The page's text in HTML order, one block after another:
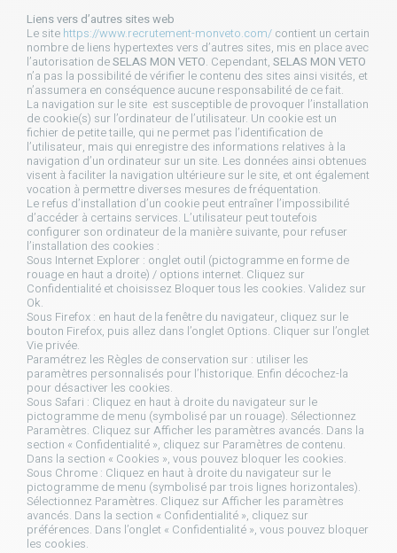
Liens vers d’autres sites web
Le site https://www.recrutement-monveto.com/ contient un certain
nombre de liens hypertextes vers d’autres sites, mis en place avec
l’autorisation deSELAS MON VETO. Cependant, SELAS MON VETO
n’a pas la possibilité de vérifier le contenu des sites ainsi visités, et
n’assumera en conséquence aucune responsabilité de ce fait.
La navigation sur le site est susceptible de provoquer l’installation
de cookie(s) sur l’ordinateur de l’utilisateur. Un cookie est un
fichier de petite taille, qui ne permet pas l’identification de
l’utilisateur, mais qui enregistre des informations relatives à la
navigation d’un ordinateur sur un site. Les données ainsi obtenues
visent à faciliter la navigation ultérieure sur le site, et ont également
vocation à permettre diverses mesures de fréquentation.
Le refus d’installation d’un cookie peut entraîner l’impossibilité
d’accéder à certains services. L’utilisateur peut toutefois
configurer son ordinateur de la manière suivante, pour refuser
l’installation des cookies :
Sous Internet Explorer : onglet outil (pictogramme en forme de
rouage en haut a droite) / options internet. Cliquez sur
Confidentialité et choisissez Bloquer tous les cookies. Validez sur
Ok.
Sous Firefox : en haut de la fenêtre du navigateur, cliquez sur le
bouton Firefox, puis allez dans l’onglet Options. Cliquer sur l’onglet
Vie privée.
Paramétrez les Règles de conservation sur : utiliser les
paramètres personnalisés pour l’historique. Enfin décochez-la
pour désactiver les cookies.
Sous Safari : Cliquez en haut à droite du navigateur sur le
pictogramme de menu (symbolisé par un rouage). Sélectionnez
Paramètres. Cliquez sur Afficher les paramètres avancés. Dans la
section « Confidentialité », cliquez sur Paramètres de contenu.
Dans la section « Cookies », vous pouvez bloquer les cookies.
Sous Chrome : Cliquez en haut à droite du navigateur sur le
pictogramme de menu (symbolisé par trois lignes horizontales).
Sélectionnez Paramètres. Cliquez sur Afficher les paramètres
avancés. Dans la section « Confidentialité », cliquez sur
préférences. Dans l’onglet « Confidentialité », vous pouvez bloquer
les cookies.